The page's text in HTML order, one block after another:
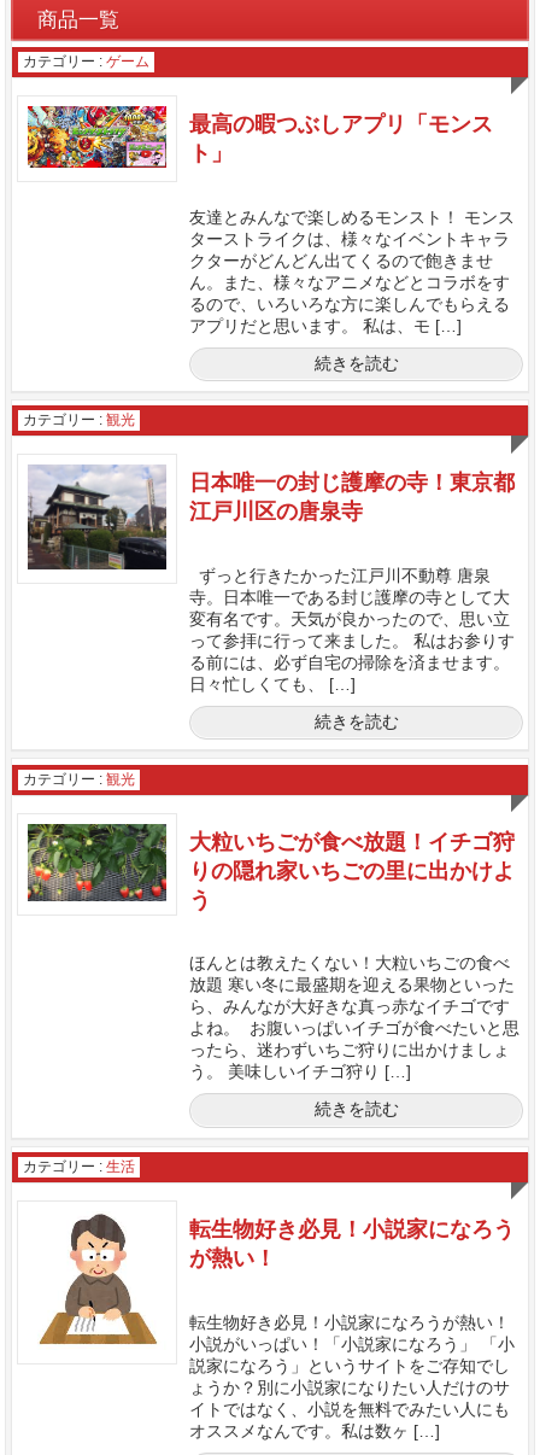
商品一覧
カテゴリー : ゲーム
最高の暇つぶしアプリ「モンス
ト」
友達とみんなで楽しめるモンスト！ モンス
ターストライクは、様々なイベントキャラ
クターがどんどん出てくるので飽きませ
ん。また、様々なアニメなどとコラボをす
るので、いろいろな方に楽しんでもらえる
アプリだと思います。 私は、モ […]
続きを読む
カテゴリー : 観光
日本唯一の封じ護摩の寺！東京都
江戸川区の唐泉寺
ずっと行きたかった江戸川不動尊 唐泉
寺。日本唯一である封じ護摩の寺として大
変有名です。天気が良かったので、思い立
って参拝に行って来ました。 私はお参りす
る前には、必ず自宅の掃除を済ませます。
日々忙しくても、 […]
続きを読む
カテゴリー : 観光
大粒いちごが食べ放題！イチゴ狩
りの隠れ家いちごの里に出かけよ
う
ほんとは教えたくない！大粒いちごの食べ
放題 寒い冬に最盛期を迎える果物といった
ら、みんなが大好きな真っ赤なイチゴです
よね。 お腹いっぱいイチゴが食べたいと思
ったら、迷わずいちご狩りに出かけましょ
う。 美味しいイチゴ狩り […]
続きを読む
カテゴリー : 生活
転生物好き必見！小説家になろう
が熱い！
転生物好き必見！小説家になろうが熱い！
小説がいっぱい！「小説家になろう」 「小
説家になろう」というサイトをご存知でし
ょうか？別に小説家になりたい人だけのサ
イトではなく、小説を無料でみたい人にも
オススメなんです。私は数ヶ […]